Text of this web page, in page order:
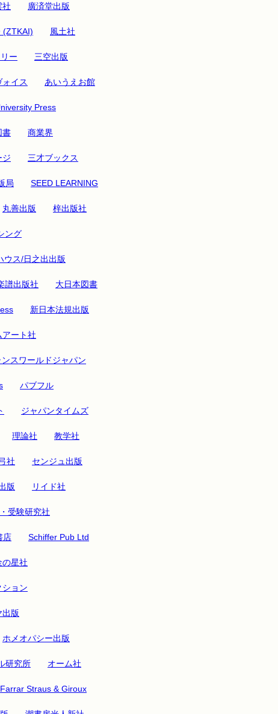
社 廣済堂出版
(ZTKAI) 風土社
ー 三空出版
ォイス あいうえお館
Press
書 商業界
ジ 三才ブックス
局 SEED LEARNING
丸善出版 梓出版社
ング
ウス/日之出出版
譜出版社 大日本図書
新日本法規出版
アート社
ンスワールドジャパン
パブフル
ジャパンタイムズ
理論社 教学社
社 センジュ出版
版 リイド社
受験研究社
店 Schiffer Pub Ltd
の星社
ョン
出版
ホメオパシー出版
研究所 オーム社
Farrar Straus & Giroux